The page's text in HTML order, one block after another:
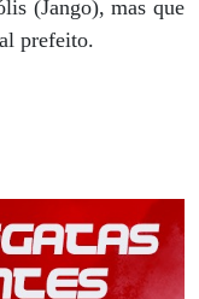
(Jango), mas que
prefeito.